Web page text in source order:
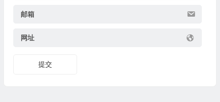
邮箱
网址
提交